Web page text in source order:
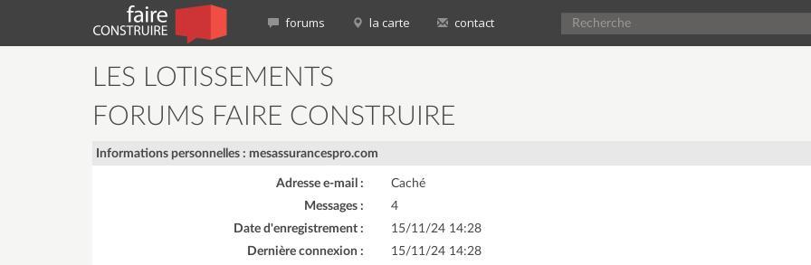
forums la carte contact
LES LOTISSEMENTS
FORUMS FAIRE CONSTRUIRE
Informations personnelles : mesassurancespro.com
Adresse e-mail :
Caché
Messages :
4
Date d'enregistrement :
15/11/24 14:28
Dernière connexion :
15/11/24 14:28